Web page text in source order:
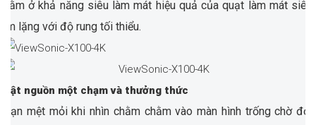
nằm ở khả năng siêu làm mát hiệu quả của quạt làm mát siêu
im lặng với độ rung tối thiểu.
Bật nguồn một chạm và thưởng thức
Bạn mệt mỏi khi nhìn chằm chằm vào màn hình trống chờ đợi